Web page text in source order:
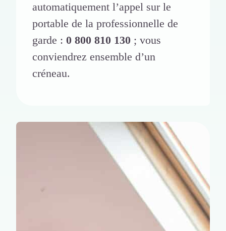
automatiquement l’appel sur le
portable de la professionnelle de
garde : 0 800 810 130 ; vous
conviendrez ensemble d’un
créneau.